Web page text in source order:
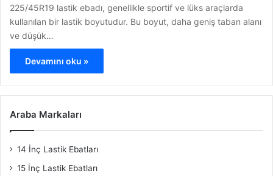
225/45R19 lastik ebadı, genellikle sportif ve lüks araçlarda
kullanılan bir lastik boyutudur. Bu boyut, daha geniş taban alanı
ve düşük…
Devamını oku »
Araba Markaları
14 İnç Lastik Ebatları
15 İnç Lastik Ebatları